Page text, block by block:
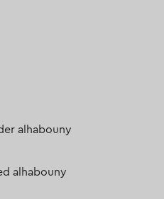
alhabouny
alhabouny